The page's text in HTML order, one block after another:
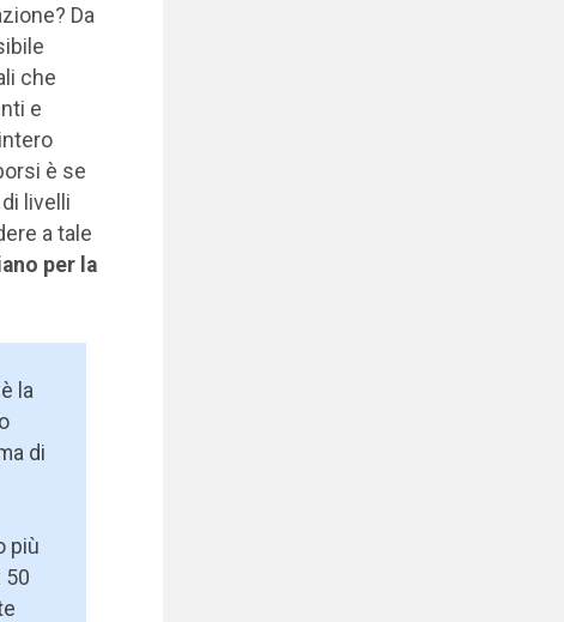
Da
che
e
è se
livelli
a tale
per la
la
di
più
50